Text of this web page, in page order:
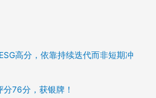
高分，依靠持续迭代而非短期冲
76分，获银牌！